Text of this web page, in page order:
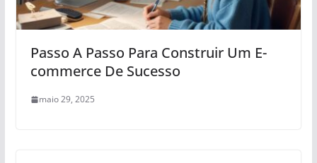
Passo A Passo Para Construir Um E-
commerce De Sucesso
maio 29, 2025